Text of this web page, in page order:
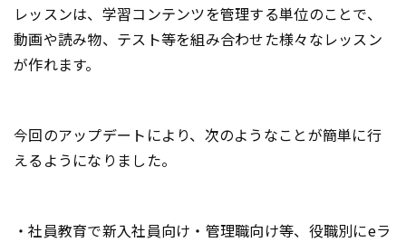
レッスンは、学習コンテンツを管理する単位のことで、
動画や読み物、テスト等を組み合わせた様々なレッスン
が作れます。
今回のアップデートにより、次のようなことが簡単に行
えるようになりました。
・社員教育で新入社員向け・管理職向け等、役職別にeラ